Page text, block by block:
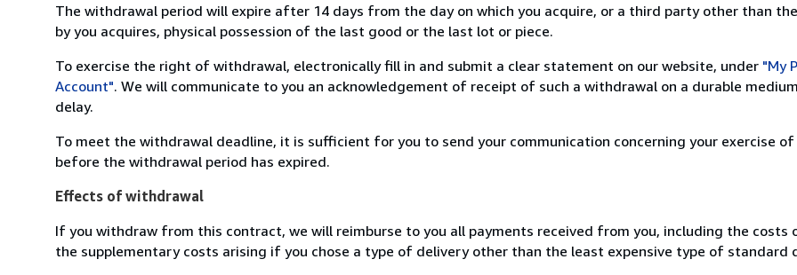
The withdrawal period will expire after 14 days from the day on which you acquire, or a third party other than
by you acquires, physical possession of the last good or the last lot or piece.
To exercise the right of withdrawal, electronically fill in and submit a clear statement on our website, under "My
Account". We will communicate to you an acknowledgement of receipt of such a withdrawal on a durable
delay.
To meet the withdrawal deadline, it is sufficient for you to send your communication concerning your exercise
before the withdrawal period has expired.
Effects of withdrawal
If you withdraw from this contract, we will reimburse to you all payments received from you, including the
the supplementary costs arising if you chose a type of delivery other than the least expensive type of standard